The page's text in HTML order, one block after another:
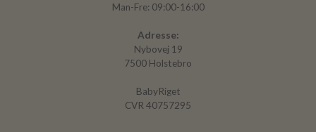
Man-Fre: 09:00-16:00
Adresse:
Nybovej 19
7500 Holstebro
BabyRiget
CVR 40757295